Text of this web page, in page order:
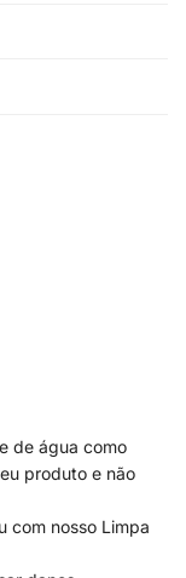
de água como
produto e não
com nosso Limpa